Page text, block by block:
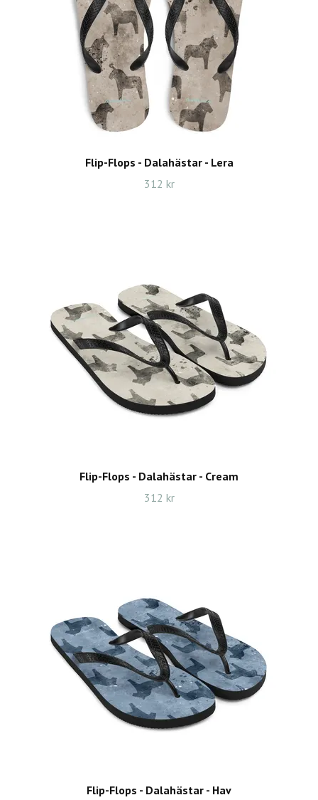
Flip-Flops - Dalahästar - Lera
312 kr
Flip-Flops - Dalahästar - Cream
312 kr
Flip-Flops - Dalahästar - Hav